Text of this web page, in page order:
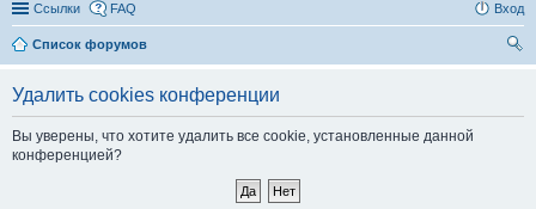
Ссылки FAQ Вход
Список форумов
Удалить cookies конференции
Вы уверены, что хотите удалить все cookie, установленные данной
конференцией?